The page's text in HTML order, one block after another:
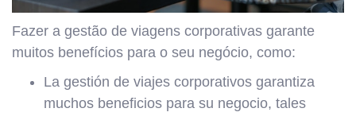
Fazer a gestão de viagens corporativas garante
muitos benefícios para o seu negócio, como:
La gestión de viajes corporativos garantiza
muchos beneficios para su negocio, tales